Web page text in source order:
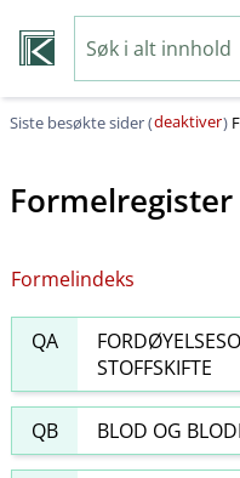
Siste besøkte sider (deaktiver)
Formelregister
Formelindeks
QA
STOFFSKIFTE
QB BLOD OG